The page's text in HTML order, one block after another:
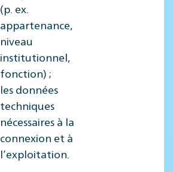
(p. ex.
appartenance,
niveau
institutionnel,
fonction) ;
les données
techniques
nécessaires à la
connexion et à
l’exploitation.